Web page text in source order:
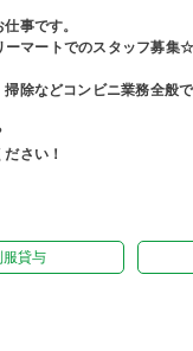
事です。
マートでのスタッフ募集
除などコンビニ業務全般
さい！
服貸与